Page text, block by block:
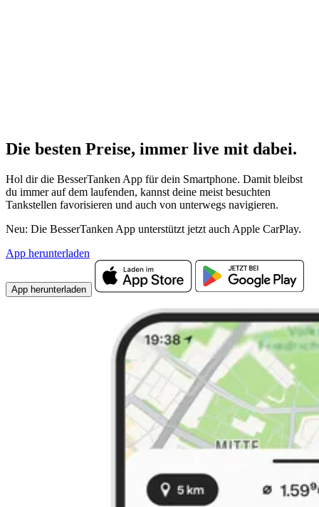
Die besten Preise, immer live mit dabei.
Hol dir die BesserTanken App für dein Smartphone. Damit bleibst
du immer auf dem laufenden, kannst deine meist besuchten
Tankstellen favorisieren und auch von unterwegs navigieren.
Neu: Die BesserTanken App unterstützt jetzt auch Apple CarPlay.
App herunterladen
App herunterladen